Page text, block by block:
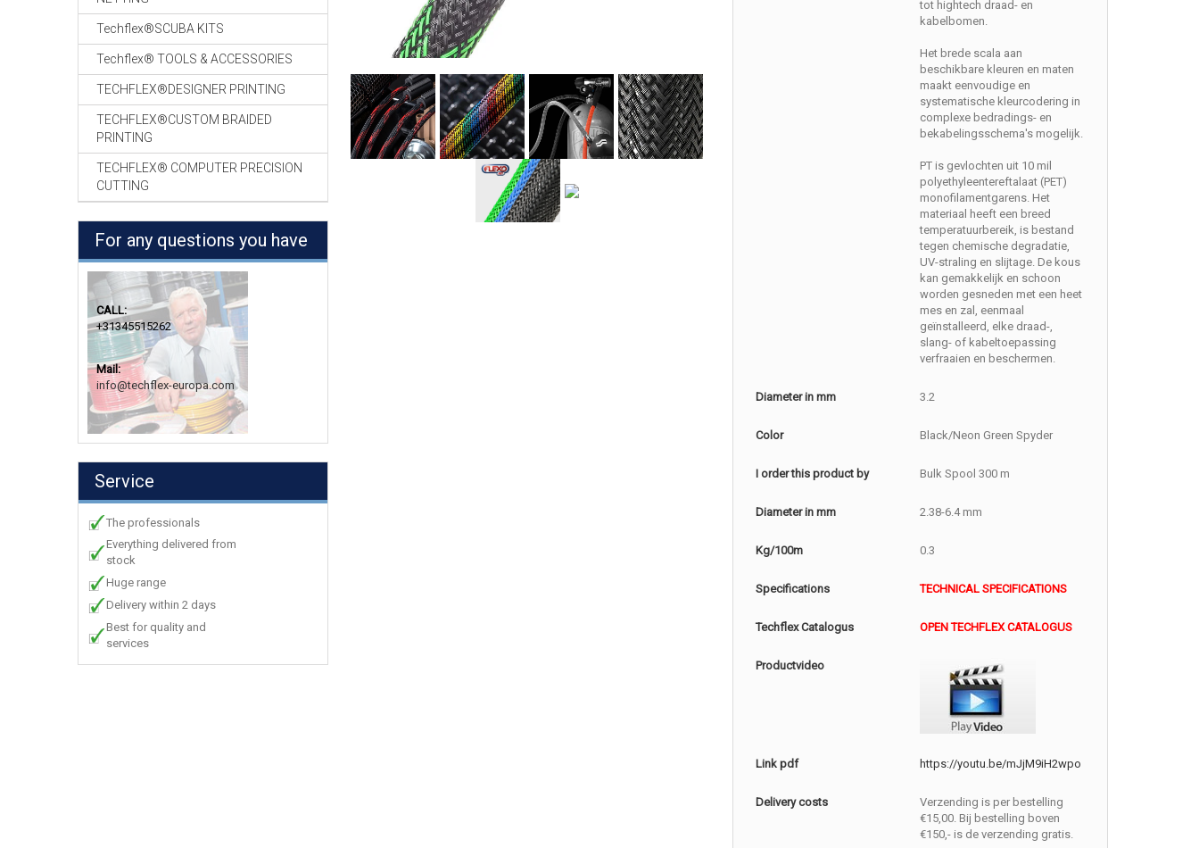
Techflex®SCUBA KITS
Techflex® TOOLS & ACCESSORIES
TECHFLEX®DESIGNER PRINTING
TECHFLEX®CUSTOM BRAIDED
PRINTING
TECHFLEX® COMPUTER PRECISION
CUTTING
For any questions you have
CALL:
+31345515262
Mail:
info@techflex-europa.com
Service
The professionals
Everything delivered from
stock
Huge range
Delivery within 2 days
Best for quality and
services
tot hightech draad- en
kabelbomen.
Het brede scala aan
beschikbare kleuren en maten
maakt eenvoudige en
systematische kleurcodering in
complexe bedradings- en
bekabelingsschema's mogelijk.
PT is gevlochten uit 10 mil
polyethyleentereftalaat (PET)
monofilamentgarens. Het
materiaal heeft een breed
temperatuurbereik, is bestand
tegen chemische degradatie,
UV-straling en slijtage. De kous
kan gemakkelijk en schoon
worden gesneden met een heet
mes en zal, eenmaal
geïnstalleerd, elke draad-,
slang- of kabeltoepassing
verfraaien en beschermen.
Diameter in mm 3.2
Color Black/Neon Green Spyder
I order this product by Bulk Spool 300 m
Diameter in mm 2.38-6.4 mm
Kg/100m 0.3
Specifications TECHNICAL SPECIFICATIONS
Techflex Catalogus OPEN TECHFLEX CATALOGUS
Productvideo
Link pdf https://youtu.be/mJjM9iH2wpo
Delivery costs
Verzending is per bestelling
€15,00. Bij bestelling boven
€150,- is de verzending gratis.